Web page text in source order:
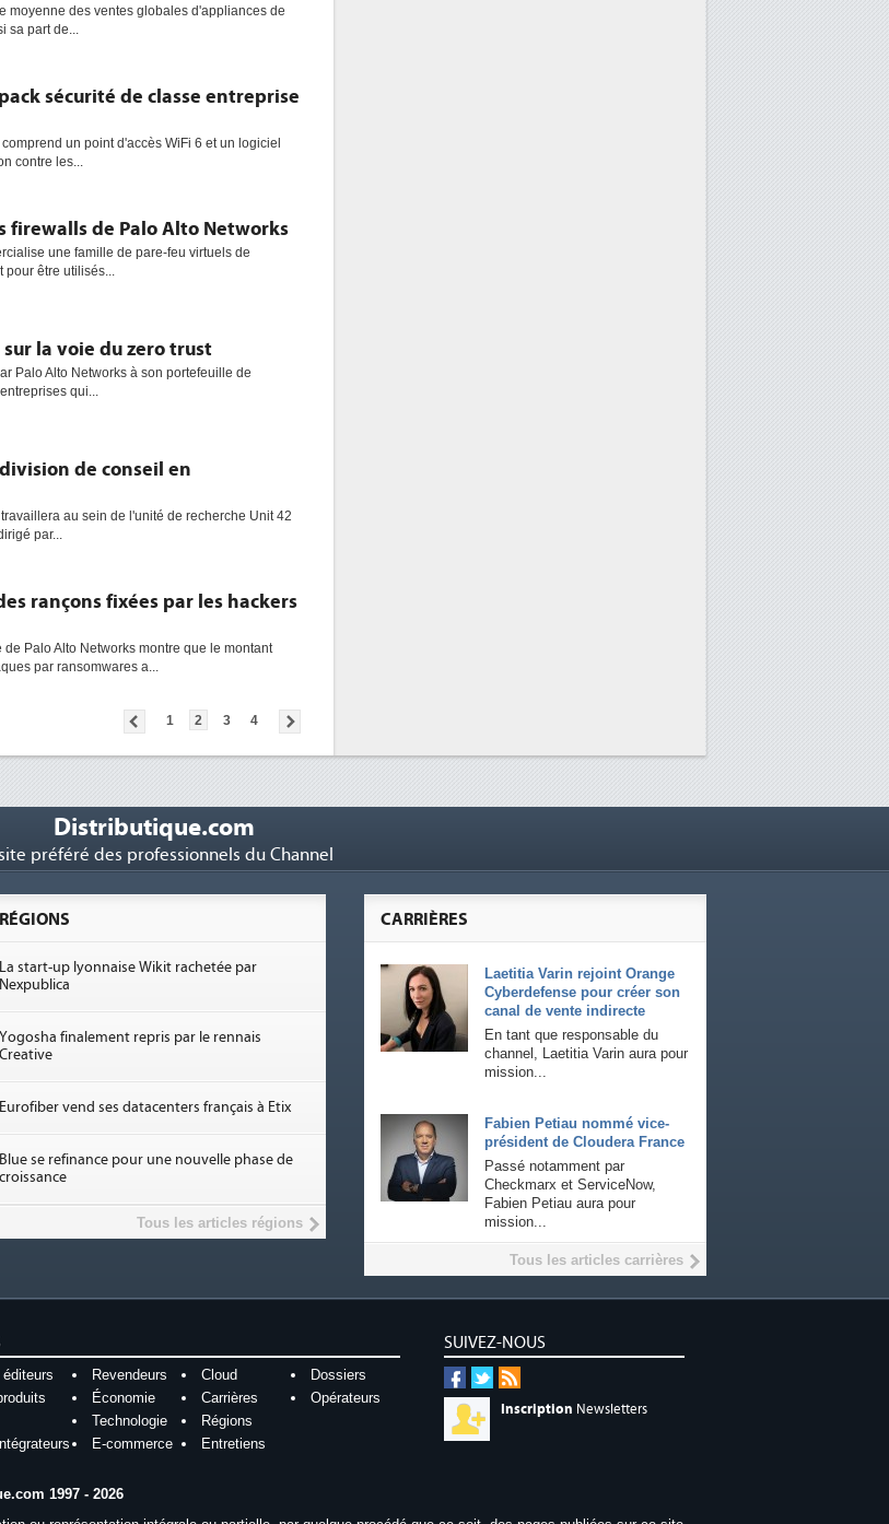
moyenne des ventes globales d'appliances de
sa part de...
sécurité de classe entreprise
un point d'accès WiFi 6 et un logiciel
contre les...
firewalls de Palo Alto Networks
une famille de pare-feu virtuels de
être utilisés...
la voie du zero trust
Palo Alto Networks à son portefeuille de
qui...
de conseil en
au sein de l'unité de recherche Unit 42
par...
rançons fixées par les hackers
Palo Alto Networks montre que le montant
par ransomwares a...
1 2 3 4
Distributique.com
préféré des professionnels du Channel
CARRIÈRES
Laetitia Varin rejoint Orange
Cyberdefense pour créer son
canal de vente indirecte
En tant que responsable du
channel, Laetitia Varin aura pour
mission...
Fabien Petiau nommé vice-
président de Cloudera France
Passé notamment par
Checkmarx et ServiceNow,
Fabien Petiau aura pour
mission...
Tous les articles carrières
RÉGIONS
La start-up lyonnaise Wikit rachetée par
Nexpublica
Yogosha finalement repris par le rennais
Creative
Eurofiber vend ses datacenters français à Etix
Blue se refinance pour une nouvelle phase de
croissance
Tous les articles régions
SUIVEZ-NOUS
Inscription Newsletters
Revendeurs Cloud
Dossiers
Économie Carrières
Opérateurs
Technologie
Régions
E-commerce Entretiens
1997 - 2026